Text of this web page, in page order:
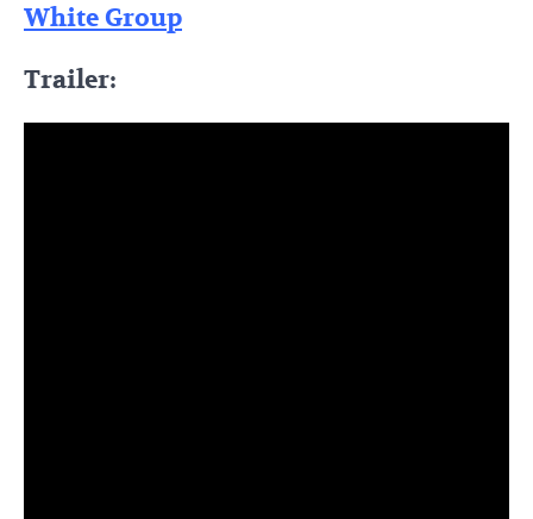
White Group
Trailer: